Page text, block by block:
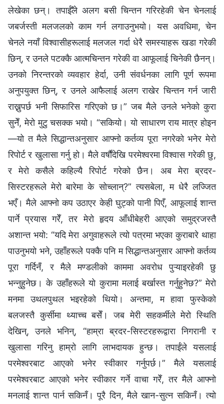
लेखेका छन्। तपाईँले अलग बसी चिन्तन गरिरहेकी चेन चेनलाई
जबर्जस्ती मलजलको काम गर्न लगाउनुभयो। यस अवधिमा, चेन
चेनले नयाँ विश्वासीहरूलाई मलजल गर्दा धेरै समस्याहरू खडा गरेकी
छिन्, र उनले पटक्कै आत्मचिन्तन गरेकी वा आफूलाई चिनेकी छैनन्।
उनको निरन्तरको व्यवहार हेर्दा, उनी संवर्धनका लागि पूर्ण रूपमा
अनुपयुक्त छिन्, र उनले आफैलाई अलग राखेर चिन्तन गर्न जारी
राख्नुपर्छ भनी सिफारिस गरिएको छ।” जब मैले उनले भनेको कुरा
सुनेँ, मेरो मुटु चसक्क भयो। “सकियो। यो साधारण राय मात्र होइन
—यो त मैले सिद्धान्तअनुसार आफ्नो कर्तव्य पूरा नगरेको भनेर मेरो
रिपोर्ट र खुलासा गर्नु हो। मैले वर्षौंदेखि परमेश्‍वरमा विश्वास गरेकी छु,
र मेरो कसैले कहिल्यै रिपोर्ट गरेको छैन। अब मेरा ब्रदर-
सिस्टरहरूले मेरो बारेमा के सोच्लान्?” त्यसबेला, म धेरै लज्जित
भएँ। मैले आफ्नो कप उठाएर केही घुट्को पानी पिएँ, आफूलाई शान्त
पार्ने प्रयास गरेँ, तर मेरो हृदय आँधीबेहरी आएको समुद्रजस्तै
अशान्त भयो: “यदि मेरा अगुवाहरूले त्यो पत्रमा भएका कुराबारे थाहा
पाउनुभयो भने, उहाँहरूले पक्कै पनि म सिद्धान्तअनुसार आफ्नो कर्तव्य
पूरा गर्दिनँ, र मैले मण्डलीको काममा अवरोध पुऱ्याइरहेकी छु
भन्नुहुनेछ। के उहाँहरूले यो कुरामा मलाई बर्खास्त गर्नुहुनेछ?” मेरो
मनमा उथलपुथल भइरहेको थियो। अन्तमा, म हावा फुस्केको
बलजस्तै कुर्सीमा थ्याच्च बसेँ। जब मेरी सहकर्मीले मेरो स्थिति
देखिन्, उनले भनिन्, “हाम्रा ब्रदर-सिस्टरहरूद्वारा निगरानी र
खुलासा गरिनु हाम्रो लागि लाभदायक हुन्छ। तपाईंले यसलाई
परमेश्‍वरबाट आएको भनेर स्वीकार गर्नुपर्छ।” मैले यसलाई
परमेश्‍वरबाट आएको भनेर स्वीकार गर्ने वाचा गरेँ, तर मैले आफ्नो
मनलाई शान्त पार्न सकिनँ। पूरै दिन, मैले खान-सुत्न सकिनँ। त्यो